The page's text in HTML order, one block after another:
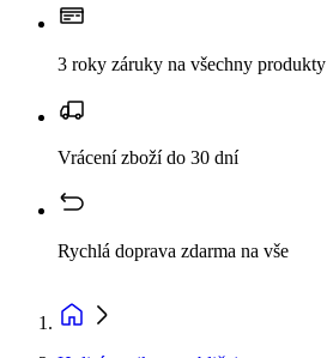
3 roky záruky na všechny produkty
Vrácení zboží do 30 dní
Rychlá doprava zdarma na vše